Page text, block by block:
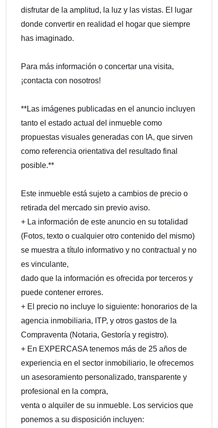
disfrutar de la amplitud, la luz y las vistas. El lugar
donde convertir en realidad el hogar que siempre
has imaginado.
Para más información o concertar una visita,
¡contacta con nosotros!
**Las imágenes publicadas en el anuncio incluyen
tanto el estado actual del inmueble como
propuestas visuales generadas con IA, que sirven
como referencia orientativa del resultado final
posible.**
Este inmueble está sujeto a cambios de precio o
retirada del mercado sin previo aviso.
+ La información de este anuncio en su totalidad
(Fotos, texto o cualquier otro contenido del mismo)
se muestra a título informativo y no contractual y no
es vinculante,
dado que la información es ofrecida por terceros y
puede contener errores.
+ El precio no incluye lo siguiente: honorarios de la
agencia inmobiliaria, ITP, y otros gastos de la
Compraventa (Notaria, Gestoría y registro).
+ En EXPERCASA tenemos más de 25 años de
experiencia en el sector inmobiliario, le ofrecemos
un asesoramiento personalizado, transparente y
profesional en la compra,
venta o alquiler de su inmueble. Los servicios que
ponemos a su disposición incluyen: